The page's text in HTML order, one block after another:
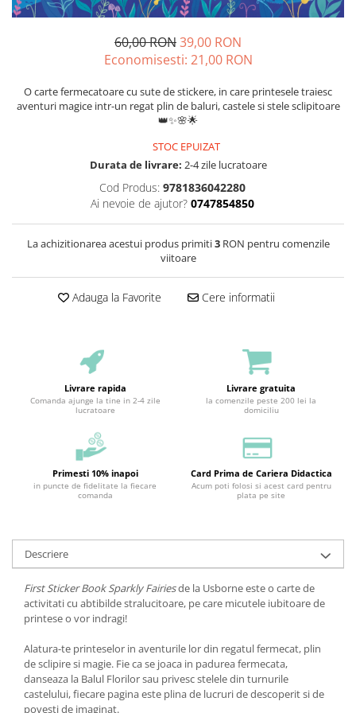
60,00 RON39,00 RON
Economisesti: 21,00 RON
O carte fermecatoare cu sute de stickere, in care printesele traiesc
aventuri magice intr-un regat plin de baluri, castele si stele sclipitoare
👑✨🌸🌟
STOC EPUIZAT
Durata de livrare: 2-4 zile lucratoare
Cod Produs: 9781836042280
Ai nevoie de ajutor? 0747854850
La achizitionarea acestui produs primiti3RON pentru comenzile
viitoare
Adauga la Favorite Cere informatii
Livrare rapida
Comanda ajunge la tine in 2-4 zile
lucratoare
Livrare gratuita
la comenzile peste 200 lei la
domiciliu
Primesti 10% inapoi
in puncte de fidelitate la fiecare
comanda
Card Prima de Cariera Didactica
Acum poti folosi si acest card pentru
plata pe site
Descriere
First Sticker Book Sparkly Fairiesde la Usborne este o carte de
activitati cu abtibilde stralucitoare, pe care micutele iubitoare de
printese o vor indragi!
Alatura-te printeselor in aventurile lor din regatul fermecat, plin
de sclipire si magie. Fie ca se joaca in padurea fermecata,
danseaza la Balul Florilor sau privesc stelele din turnurile
castelului, fiecare pagina este plina de lucruri de descoperit si de
povesti de imaginat.